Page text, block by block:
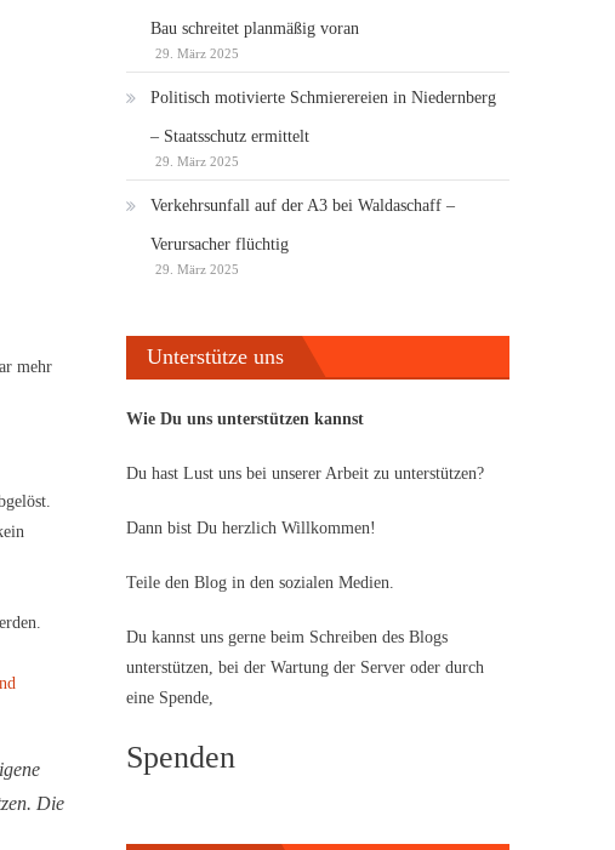
mehr
Die
Bau schreitet planmäßig voran
29. März 2025
Politisch motivierte Schmierereien in Niedernberg
– Staatsschutz ermittelt
29. März 2025
Verkehrsunfall auf der A3 bei Waldaschaff –
Verursacher flüchtig
29. März 2025
Unterstütze uns
Wie Du uns unterstützen kannst
Du hast Lust uns bei unserer Arbeit zu unterstützen?
Dann bist Du herzlich Willkommen!
Teile den Blog in den sozialen Medien.
Du kannst uns gerne beim Schreiben des Blogs
unterstützen, bei der Wartung der Server oder durch
eine Spende,
Spenden